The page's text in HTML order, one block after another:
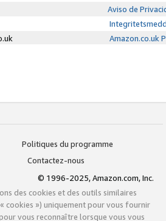
Aviso de
Amazon.co.uk
Politiques du programme
Contactez-nous
© 1996-2025, Amazon.com, Inc.
des cookies et des outils similaires
cookies ») uniquement pour vous fournir
vous reconnaître lorsque vous vous